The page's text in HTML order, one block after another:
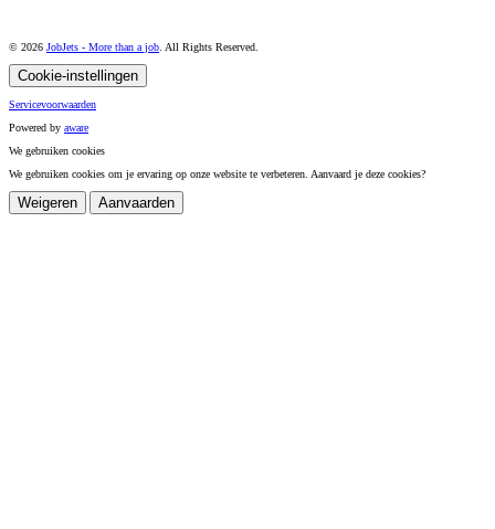
© 2026 JobJets - More than a job . All Rights Reserved.
Cookie-instellingen
Servicevoorwaarden
Powered by aware
We gebruiken cookies
We gebruiken cookies om je ervaring op onze website te verbeteren. Aanvaard je deze cookies?
Weigeren Aanvaarden